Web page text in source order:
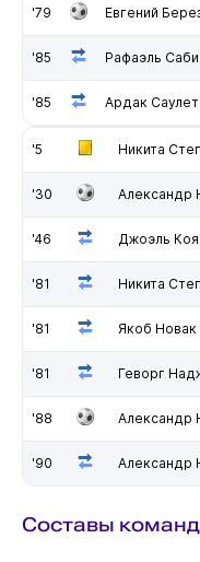
'79 Евгений
'85 Рафаэль
'85 Ардак
'5 Никита
'30 Александр
'46 Джоэль
'81 Никита
'81 Якоб
'81 Геворг
'88 Александр
'90 Александр
Составы команд